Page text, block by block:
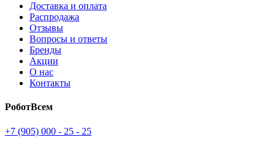
Доставка и оплата
Распродажа
Отзывы
Вопросы и ответы
Бренды
Акции
О нас
Контакты
РоботВсем
+7 (905) 000 - 25 - 25